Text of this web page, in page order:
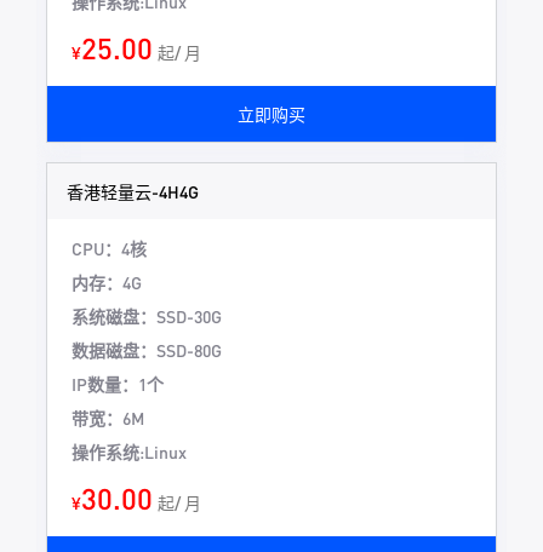
¥25.00 起/ 月
立即购买
香港轻量云-4H4G
CPU：4核
内存：4G
系统磁盘：SSD-30G
数据磁盘：SSD-80G
IP数量：1个
带宽：6M
操作系统:Linux
¥30.00 起/ 月